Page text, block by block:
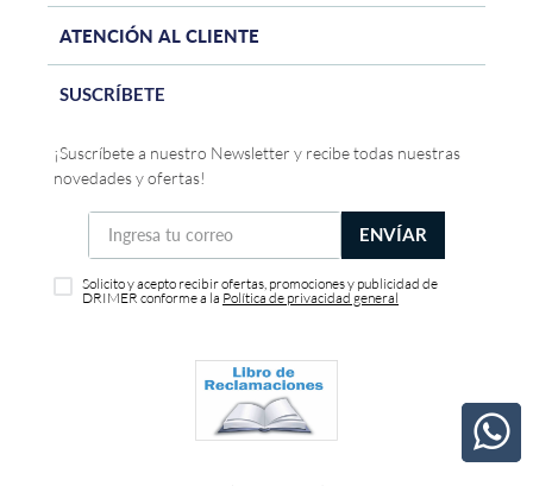
ATENCIÓN AL CLIENTE
SUSCRÍBETE
¡Suscríbete a nuestro Newsletter y recibe todas nuestras
novedades y ofertas!
ENVÍAR
Solicito y acepto recibir ofertas, promociones y publicidad de
DRIMER conforme a la Política de privacidad general